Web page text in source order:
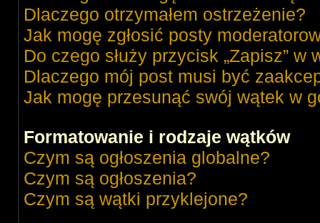
Dlaczego otrzymałem ostrzeżenie?
Jak mogę zgłosić posty
Do czego służy przycisk „Zapisz”
Dlaczego mój post musi być
Jak mogę przesunąć swój wątek w
Formatowanie i rodzaje wątków
Czym są ogłoszenia globalne?
Czym są ogłoszenia?
Czym są wątki przyklejone?